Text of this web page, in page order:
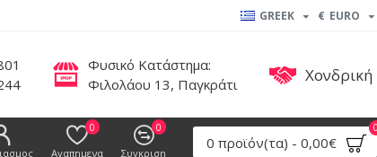
GREEK € EURO
Φυσικό Κατάστημα:
Φιλολάου 13, Παγκράτι
Χονδρική
Αγαπημενα
0
Συγκριση
0
0 προϊόν(τα) - 0,00€